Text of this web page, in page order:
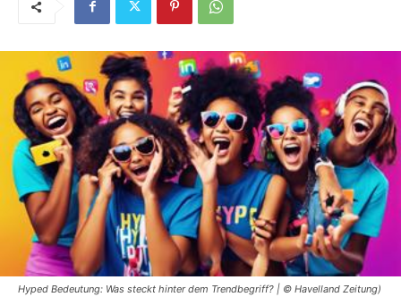
Hyped Bedeutung: Was steckt hinter dem Trendbegriff? | © Havelland Zeitung)